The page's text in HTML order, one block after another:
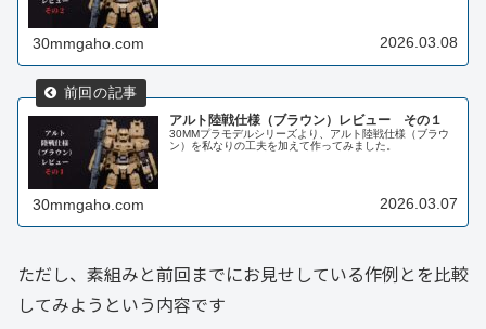
30mmgaho.com 2026.03.08
アルト陸戦仕様（ブラウン）レビュー その１
30MMプラモデルシリーズより、アルト陸戦仕様（ブラウ
ン）を私なりの工夫を加えて作ってみました。
30mmgaho.com 2026.03.07
ただし、素組みと前回までにお見せしている作例とを比較
してみようという内容です